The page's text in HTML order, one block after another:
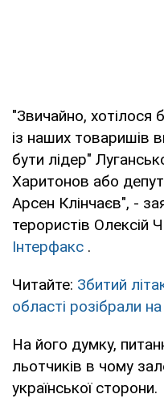
"Звичайно, хотілося
із наших товаришів
бути лідер"
Харитонов або
Арсен Клінчаєв", -
терористів Олексій
Інтерфакс .
Читайте: Збитий
області розібрали
На його думку,
льотчиків в чому
української сторони.